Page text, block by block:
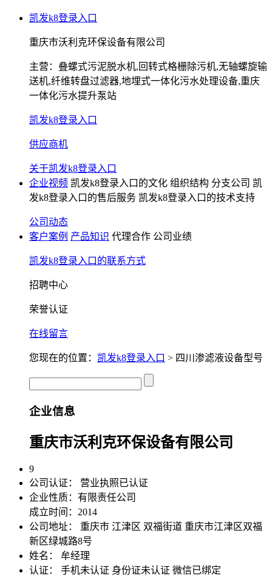
凯发k8登录入口
重庆市沃利克环保设备有限公司
主营： 叠螺式污泥脱水机,回转式格栅除污机,无轴螺旋输
送机,纤维转盘过滤器,地埋式一体化污水处理设备,重庆
一体化污水提升泵站
凯发k8登录入口
供应商机
关于凯发k8登录入口
企业视频 凯发k8登录入口的文化 组织结构 分支公司 凯
发k8登录入口的售后服务 凯发k8登录入口的技术支持
公司动态
客户案例 产品知识 代理合作 公司业绩
凯发k8登录入口的联系方式
招聘中心
荣誉认证
在线留言
您现在的位置： 凯发k8登录入口 > 四川渗滤液设备型号
企业信息
重庆市沃利克环保设备有限公司
9
公司认证：
营业执照已认证
企业性质：有限责任公司
成立时间：2014
公司地址：
重庆市 江津区 双福街道 重庆市江津区双福
新区绿城路8号
姓名： 牟经理
认证：
手机未认证 身份证未认证 微信已绑定